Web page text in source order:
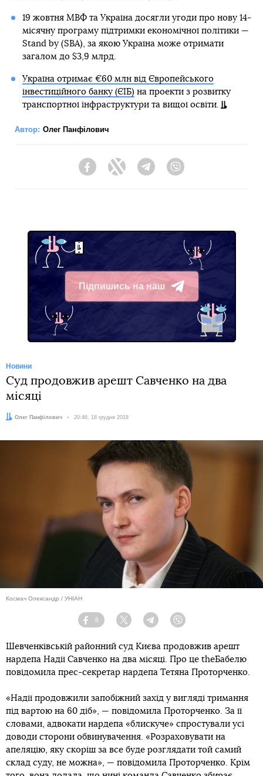
19 жовтня МВФ та Україна досягли угоди про нову 14-
місячну програму підтримки економічної політики —
Stand by (SBA), за якою Україна може отримати
загалом до $3,9 млрд.
Україна отримає €60 млн від Європейського
інвестиційного банку (ЄІБ) на проекти з розвитку
транспортної інфраструктури та вищої освіти.
Автор: Олег Панфілович
FacebookTwitter Telegram
Підпишись на наш
Telegram
Новини
Суд продовжив арешт Савченко на два
місяці
Автор:
Олег Панфілович Дата:
20:46, 18 грудня 2018
Космач Олександр / УНІАН
Facebook
6
Twitter TelegramViber
Шевченківській районний суд Києва продовжив арешт
нардепа Надії Савченко на два місяці. Про це theБабелю
повідомила прес-секретар нардепа Тетяна Проторченко.
«Надії продовжили запобіжний захід у вигляді тримання
під вартою на 60 діб», — повідомила Проторченко. За її
словами, адвокати нардепа «блискуче» спростували усі
доводи сторони обвинувачення. «Розраховувати на
апеляцію, яку скоріш за все буде розглядати той самий
склад суду, не можна», — повідомила Проторченко. Крім